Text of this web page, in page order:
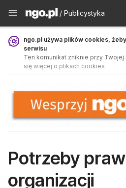
Publicystyka -
/ Publicystyka
ngo.pl używa plików cookies,
serwisu
Ten komunikat zniknie przy
się więcej o plikach cookies
Potrzeby
organizacji